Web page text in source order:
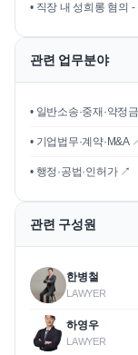
• 직장 내 성희롱 혐의
관련 업무분야
• 일반소송·중재·약정
• 기업법무·계약·M&A
• 행정·공법·인허가 ↗
관련 구성원
한병철
LAWYER
하영우
LAWYER